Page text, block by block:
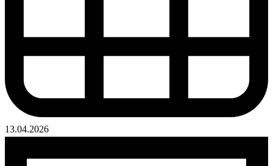
13.04.2026